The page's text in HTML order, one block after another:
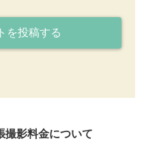
を投稿する
撮影料金について